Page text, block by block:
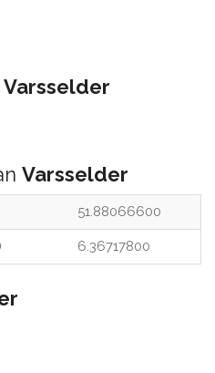
Varsselder
Varsselder
51.88066600
6.36717800